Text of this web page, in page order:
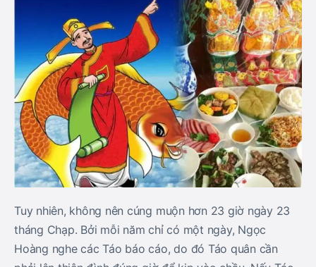
Tuy nhiên, không nên cúng muộn hơn 23 giờ ngày 23
tháng Chạp. Bởi mỗi năm chỉ có một ngày, Ngọc
Hoàng nghe các Táo báo cáo, do đó Táo quân cần